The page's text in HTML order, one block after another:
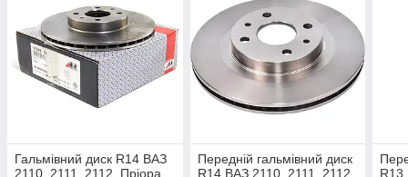
Гальмівний диск R14 ВАЗ
2110, 2111, 2112, Пріора,
Передній гальмівний диск
R14 ВАЗ 2110, 2111, 2112,
R13